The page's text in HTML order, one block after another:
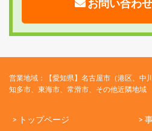
お問い合わ
営業地域：【愛知県】名古屋市（港区、中
知多市、東海市、常滑市、その他近隣地域
> トップページ >